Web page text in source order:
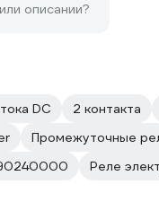
описании?
DC 2 контакта
Промежуточные
Реле